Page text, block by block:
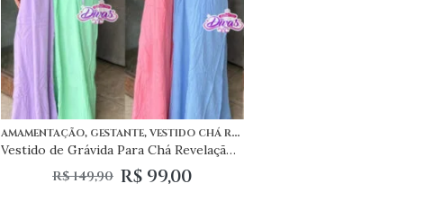
AMAMENTAÇÃO, GESTANTE, VESTIDO CHÁ REVELAÇÃO
Vestido de Grávida Para Chá Revelação Duas Cores Verde e Lilas Ou Rosa e Azul Super Elegante
R$149,90 R$ 99,00